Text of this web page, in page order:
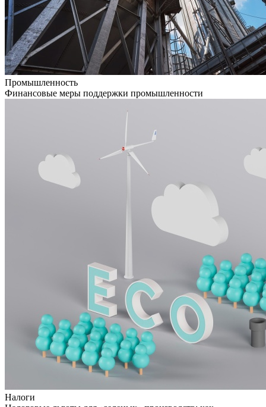
Промышленность
Финансовые меры поддержки промышленности
Налоги